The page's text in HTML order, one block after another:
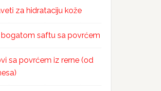
za hidrataciju kože
bogatom saftu sa povrćem
sa povrćem iz rerne (od